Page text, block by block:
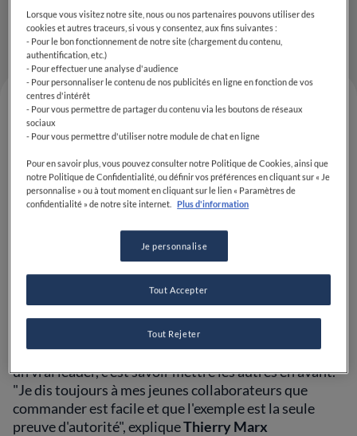
Thierry Marxa ouvert sa cuisine à
Magazinepour parler de sa façon de travailler avec
ses équipes et de sa philosophie en cuisine.
Chef, philantrope, entrepreneur, humaniste,
philosphe... le chef Marx explique que selon lui, être
un vrai leader, c'est savoir mettre les autres en avant.
"Je dis toujours à mes jeunes collaborateurs que
commander est facile et que l'exemple est la seule
preuve d'autorité", expliqueThierry Marx
Lorsque vous visitez notre site, nous ou nos partenaires pouvons utiliser des
cookies et autres traceurs, si vous y consentez, aux fins suivantes :
- Pour le bon fonctionnement de notre site (chargement du contenu,
authentification, etc.)
- Pour effectuer une analyse d'audience
- Pour personnaliser le contenu de nos publicités en ligne en fonction de vos
centres d'intérêt
- Pour vous permettre de partager du contenu via les boutons de réseaux
sociaux
- Pour vous permettre d'utiliser notre module de chat en ligne
Pour en savoir plus, vous pouvez consulter notre Politique de Cookies, ainsi que
notre Politique de Confidentialité, ou définir vos préférences en cliquant sur « Je
personnalise » ou à tout moment en cliquant sur le lien « Paramètres de
confidentialité » de notre site internet.
Plus d'information
Je personnalise
Tout Rejeter
Tout Accepter